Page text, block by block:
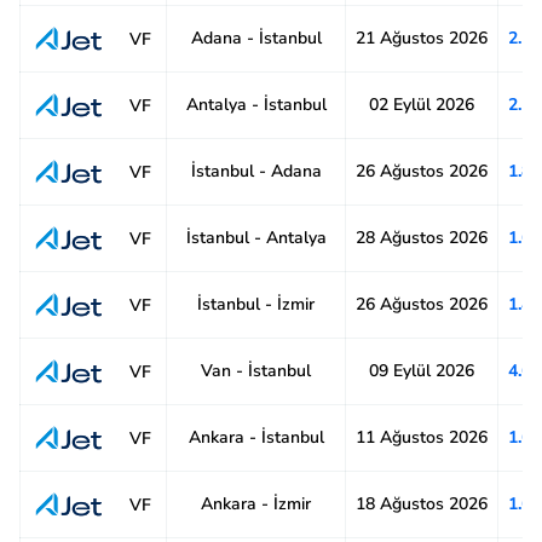
VF Adana - İstanbul 21 Ağustos 2026
VF Antalya - İstanbul 02 Eylül 2026
VF İstanbul - Adana 26 Ağustos 2026
VF İstanbul - Antalya 28 Ağustos 2026
VF İstanbul - İzmir 26 Ağustos 2026
VF Van - İstanbul 09 Eylül 2026
VF Ankara - İstanbul 11 Ağustos 2026
VF Ankara - İzmir 18 Ağustos 2026